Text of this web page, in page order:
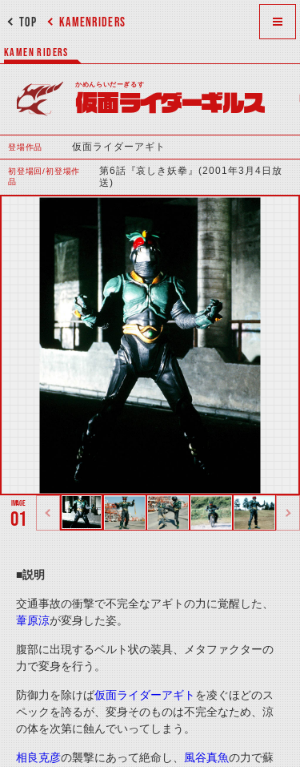
KAMENRIDERS
TOP
KAMEN RIDERS
かめんらいだーぎるす
仮面ライダーギルス
登場作品 仮面ライダーアギト
初登場回/初登場作
品
第6話『哀しき妖拳』(2001年3月4日放
送)
01
■説明
交通事故の衝撃で不完全なアギトの力に覚醒した、
葦原涼が変身した姿。
腹部に出現するベルト状の装具、メタファクターの
力で変身を行う。
防御力を除けば仮面ライダーアギト を凌ぐほどのス
ペックを誇るが、変身そのものは不完全なため、涼
の体を次第に蝕んでいってしまう。
相良克彦の襲撃にあって絶命し、 風谷真魚の力で蘇